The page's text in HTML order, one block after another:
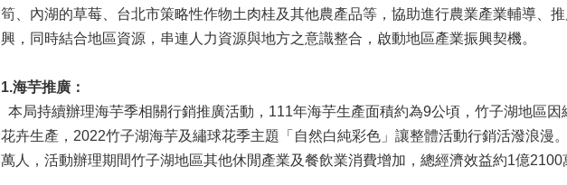
筍、內湖的草莓、台北市策略性作物土肉桂及其他農產品等，協助進行農業產業輔導、
興，同時結合地區資源，串連人力資源與地方之意識整合，啟動地區產業振興契機。
1.海芋推廣：
本局持續辦理海芋季相關行銷推廣活動，111年海芋生產面積約為9公頃，竹子湖地區
花卉生產，2022竹子湖海芋及繡球花季主題「自然白純彩色」讓整體活動行銷活潑浪漫
萬人，活動辦理期間竹子湖地區其他休閒產業及餐飲業消費增加，總經濟效益約1億2100